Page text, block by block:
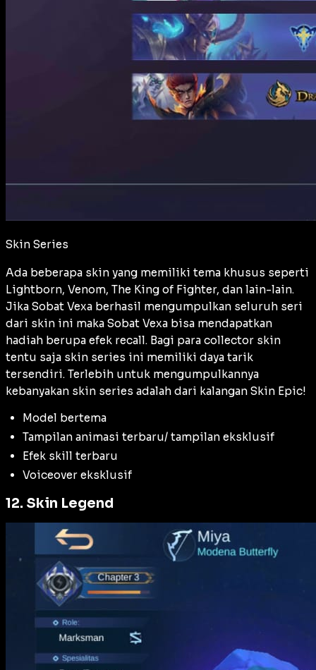
Skin Series
Ada beberapa skin yang memiliki tema khusus seperti
Lightborn, Venom, The King of Fighter, dan lain-lain.
Jika Sobat Vexa berhasil mengumpulkan seluruh seri
dari skin ini maka Sobat Vexa bisa mendapatkan
hadiah berupa efek recall. Bagi para collector skin
tentu saja skin series ini memiliki daya tarik
tersendiri. Terlebih untuk mengumpulkannya
kebanyakan skin series adalah dari kalangan Skin Epic!
Model bertema
Tampilan animasi terbaru/ tampilan eksklusif
Efek skill terbaru
Voiceover eksklusif
12. Skin Legend